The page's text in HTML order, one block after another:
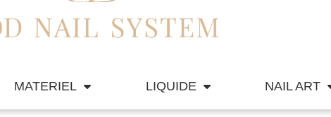
MATERIEL LIQUIDE NAIL ART